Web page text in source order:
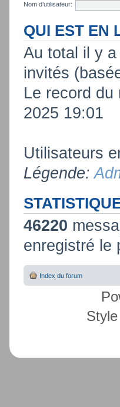
Nom d’utilisateur:
QUI EST EN
Au total il y a
invités
Le record du
2025 19:01
Utilisateurs
Légende:
46220
enregistré le
Index du forum